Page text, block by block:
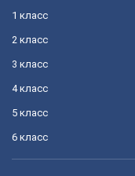
1 класс
2 класс
3 класс
4 класс
5 класс
6 класс